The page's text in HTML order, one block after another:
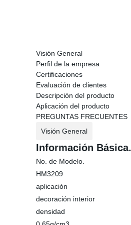
Visión General
Perfil de la empresa
Certificaciones
Evaluación de clientes
Descripción del producto
Aplicación del producto
PREGUNTAS FRECUENTES
Visión General
Información Básica.
No. de Modelo.
HM3209
aplicación
decoración interior
densidad